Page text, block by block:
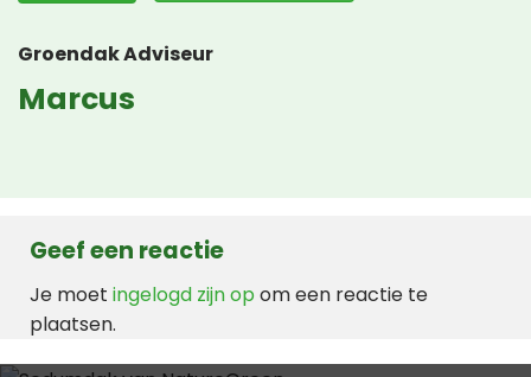
Groendak Adviseur
Marcus
Geef een reactie
Je moet ingelogd zijn op om een reactie te
plaatsen.